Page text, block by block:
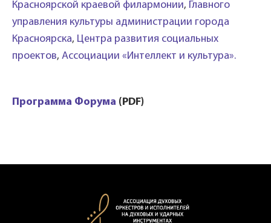
Красноярской краевой филармонии, Главного
управления культуры администрации города
Красноярска, Центра развития социальных
проектов, Ассоциации «Интеллект и культура».
Программа Форума (PDF)